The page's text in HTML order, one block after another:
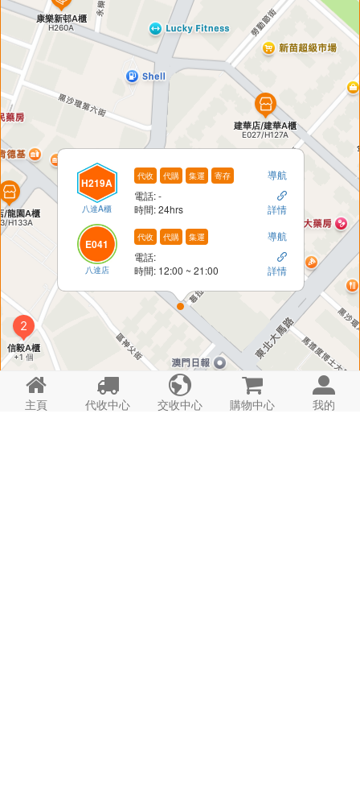

主頁

代收中心

交收中心

購物中心

我的
H219A
八達A櫃
代收 代購 集運 寄存
導航
電話: -

時間: 24hrs 詳情
E041
八達店
代收 代購 集運
導航
電話:

時間: 12:00 ~ 21:00 詳情